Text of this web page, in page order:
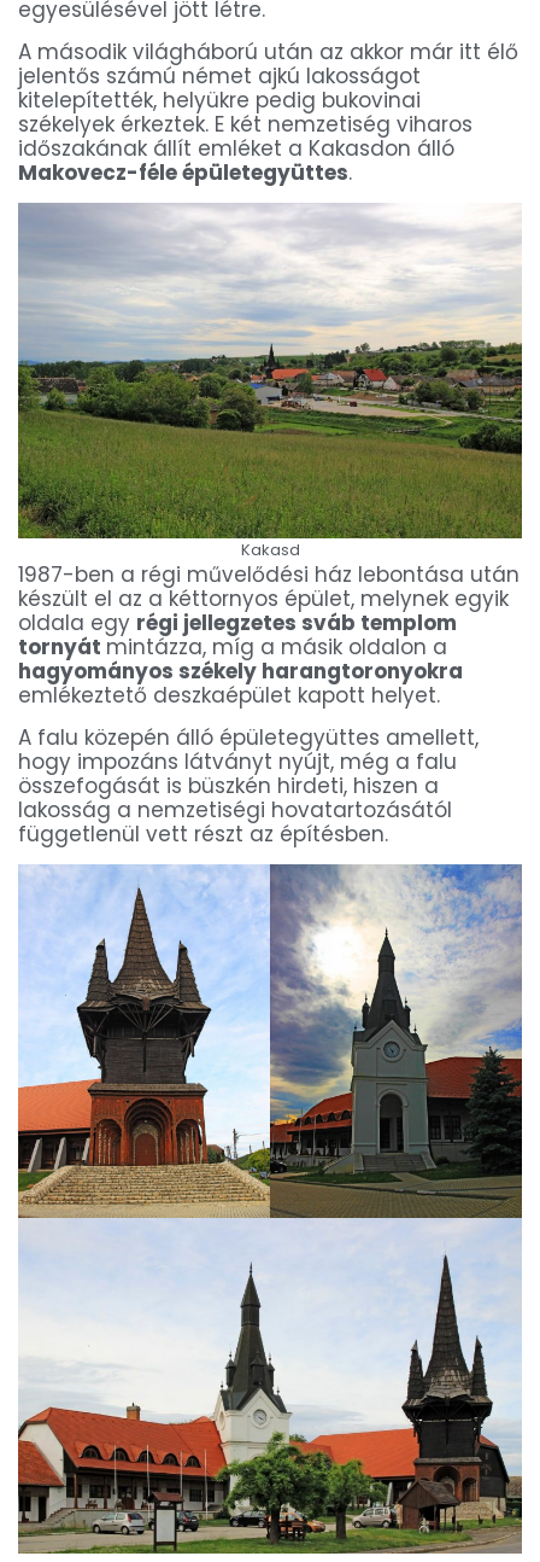
egyesülésével jött létre.
A második világháború után az akkor már itt élő
jelentős számú német ajkú lakosságot
kitelepítették, helyükre pedig bukovinai
székelyek érkeztek. E két nemzetiség viharos
időszakának állít emléket a Kakasdon álló
Makovecz-féle épületegyüttes.
Kakasd
1987-ben a régi művelődési ház lebontása után
készült el az a kéttornyos épület, melynek egyik
oldala egy régi jellegzetes sváb templom
tornyát mintázza, míg a másik oldalon a
hagyományos székely harangtoronyokra
emlékeztető deszkaépület kapott helyet.
A falu közepén álló épületegyüttes amellett,
hogy impozáns látványt nyújt, még a falu
összefogását is büszkén hirdeti, hiszen a
lakosság a nemzetiségi hovatartozásától
függetlenül vett részt az építésben.